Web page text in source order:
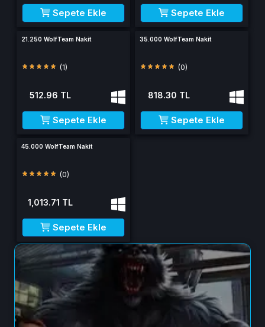
Sepete Ekle Sepete Ekle
21.250 WolfTeam Nakit
(1)
512.96 TL
Sepete Ekle
35.000 WolfTeam Nakit
(0)
818.30 TL
Sepete Ekle
45.000 WolfTeam Nakit
(0)
1,013.71 TL
Sepete Ekle